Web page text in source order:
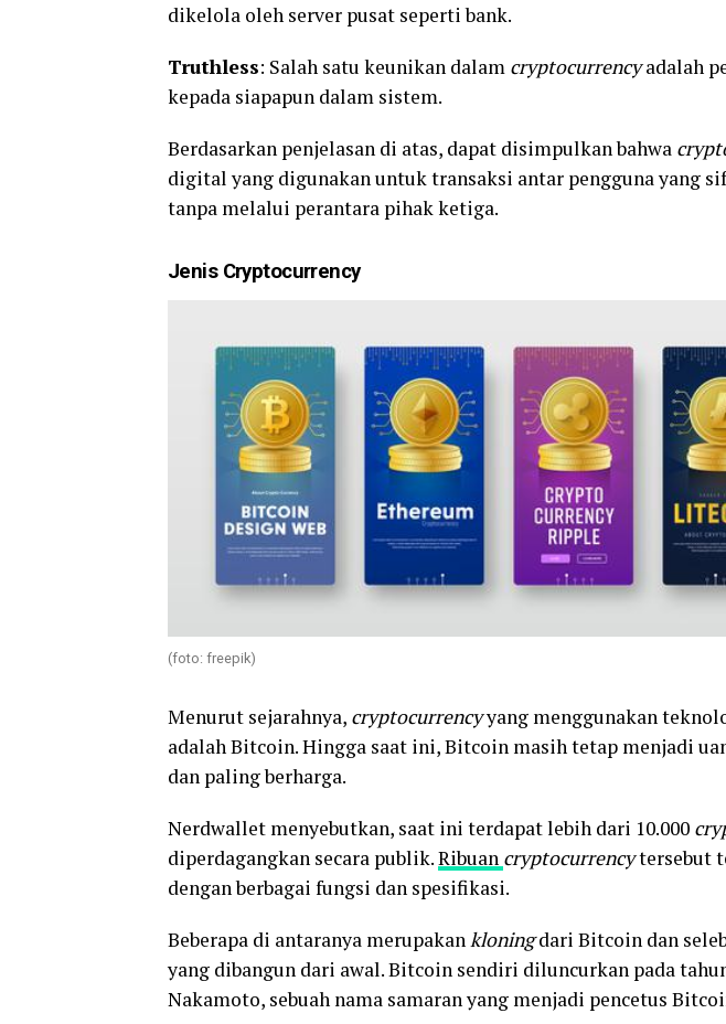
dikelola oleh server pusat seperti bank.
Truthless: Salah satu keunikan dalam cryptocurrencyadalah
kepada siapapun dalam sistem.
Berdasarkan penjelasan di atas, dapat disimpulkan bahwa
digital yang digunakan untuk transaksi antar pengguna yang
tanpa melalui perantara pihak ketiga.
Jenis Cryptocurrency
(foto: freepik)
Menurut sejarahnya, cryptocurrencyyang menggunakan
adalah Bitcoin. Hingga saat ini, Bitcoin masih tetap menjadi
dan paling berharga.
Nerdwallet menyebutkan, saat ini terdapat lebih dari 10.000
diperdagangkan secara publik.Ribuan cryptocurrencytersebut
dengan berbagai fungsi dan spesifikasi.
Beberapa di antaranya merupakankloningdari Bitcoin dan
yang dibangun dari awal. Bitcoin sendiri diluncurkan pada
Nakamoto, sebuah nama samaran yang menjadi pencetus